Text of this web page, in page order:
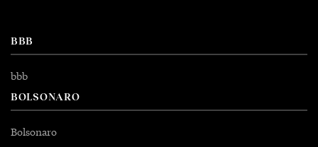
BBB
bbb
BOLSONARO
Bolsonaro